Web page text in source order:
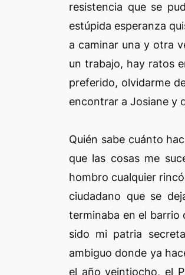
resistencia que se
estúpida esperanza
a caminar una y otra
un trabajo, hay ratos
preferido, olvidarme
encontrar a Josiane y
Quién sabe cuánto
que las cosas me
hombro cualquier
ciudadano que se
terminaba en el barrio
sido mi patria
ambiguo donde ya
el año veintiocho, el